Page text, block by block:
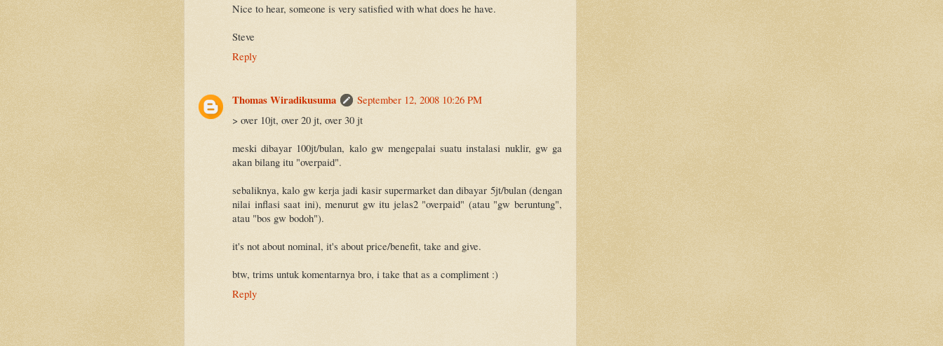
Nice to hear, someone is very satisfied with what does he have.
Steve
Reply
Thomas Wiradikusuma
September 12, 2008 10:26 PM
> over 10jt, over 20 jt, over 30 jt
meski dibayar 100jt/bulan, kalo gw mengepalai suatu instalasi nuklir, gw ga
akan bilang itu "overpaid".
sebaliknya, kalo gw kerja jadi kasir supermarket dan dibayar 5jt/bulan (dengan
nilai inflasi saat ini), menurut gw itu jelas2 "overpaid" (atau "gw beruntung",
atau "bos gw bodoh").
it's not about nominal, it's about price/benefit, take and give.
btw, trims untuk komentarnya bro, i take that as a compliment :)
Reply